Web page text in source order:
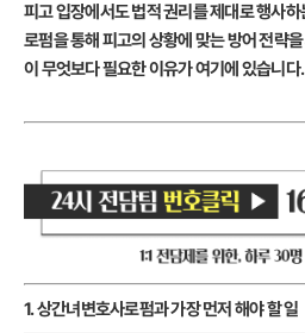
피고 입장에서도 법적 권리를 제대로 행사
로펌을 통해 피고의 상황에 맞는 방어 전략
이 무엇보다 필요한 이유가 여기에 있습니다.
1. 상간녀변호사로펌과 가장 먼저 해야 할 일